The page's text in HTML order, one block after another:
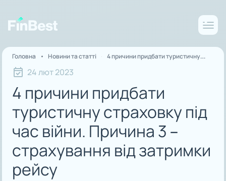
Головна Новини та статті
4 причини придбати туристичну
24 лют 2023
4 причини придбати
туристичну страховку під
час війни. Причина 3 –
страхування від затримки
рейсу